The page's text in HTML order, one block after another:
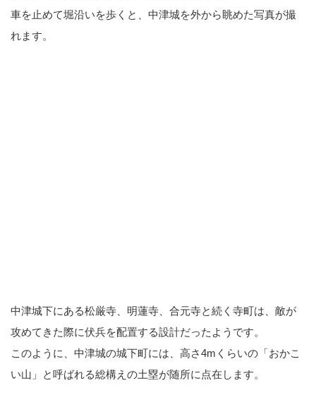
車を止めて堀沿いを歩くと、中津城を外から眺めた写真が撮
れます。
中津城下にある松厳寺、明蓮寺、合元寺と続く寺町は、敵が
攻めてきた際に伏兵を配置する設計だったようです。
このように、中津城の城下町には、高さ4mくらいの「おかこ
い山」と呼ばれる総構えの土塁が随所に点在します。